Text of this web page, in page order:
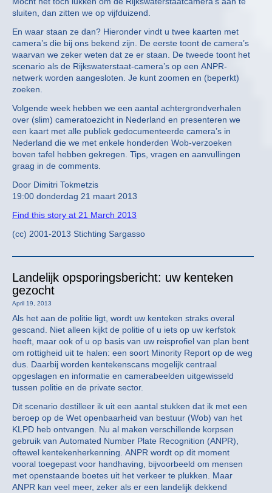
sluiten, dan zitten we op vijfduizend.
En waar staan ze dan? Hieronder vindt u twee kaarten met
camera’s die bij ons bekend zijn. De eerste toont de camera’s
waarvan we zeker weten dat ze er staan. De tweede toont het
scenario als de Rijkswaterstaat-camera’s op een ANPR-
netwerk worden aangesloten. Je kunt zoomen en (beperkt)
zoeken.
Volgende week hebben we een aantal achtergrondverhalen
over (slim) cameratoezicht in Nederland en presenteren we
een kaart met alle publiek gedocumenteerde camera’s in
Nederland die we met enkele honderden Wob-verzoeken
boven tafel hebben gekregen. Tips, vragen en aanvullingen
graag in de comments.
Door Dimitri Tokmetzis
19:00 donderdag 21 maart 2013
Find this story at 21 March 2013
(cc) 2001-2013 Stichting Sargasso
Landelijk opsporingsbericht: uw kenteken
gezocht
April 19, 2013
Als het aan de politie ligt, wordt uw kenteken straks overal
gescand. Niet alleen kijkt de politie of u iets op uw kerfstok
heeft, maar ook of u op basis van uw reisprofiel van plan bent
om rottigheid uit te halen: een soort Minority Report op de weg
dus. Daarbij worden kentekenscans mogelijk centraal
opgeslagen en informatie en camerabeelden uitgewisseld
tussen politie en de private sector.
Dit scenario destilleer ik uit een aantal stukken dat ik met een
beroep op de Wet openbaarheid van bestuur (Wob) van het
KLPD heb ontvangen. Nu al maken verschillende korpsen
gebruik van Automated Number Plate Recognition (ANPR),
oftewel kentekenherkenning. ANPR wordt op dit moment
vooral toegepast voor handhaving, bijvoorbeeld om mensen
met openstaande boetes uit het verkeer te plukken. Maar
ANPR kan veel meer, zeker als er een landelijk dekkend